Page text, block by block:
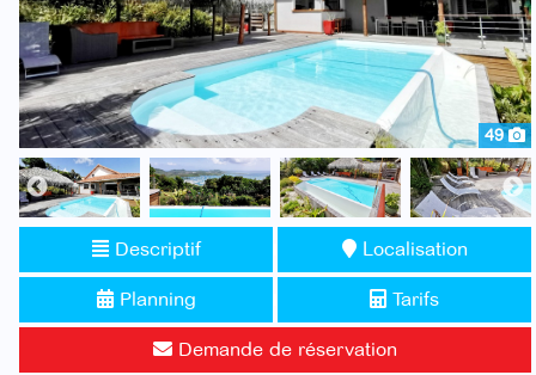
49
Descriptif Localisation
Planning Tarifs
Demande de réservation